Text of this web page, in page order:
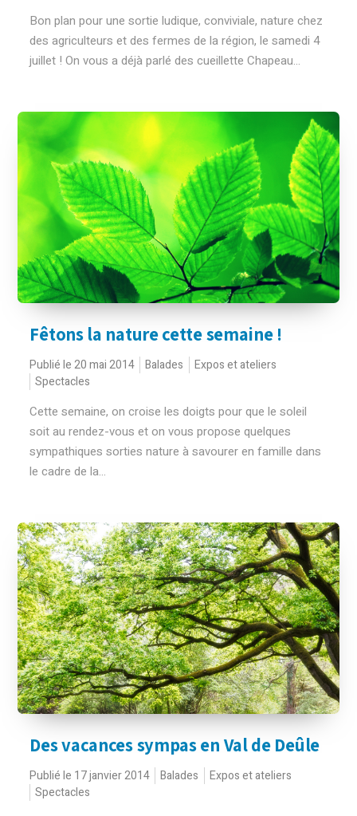
Bon plan pour une sortie ludique, conviviale, nature chez
des agriculteurs et des fermes de la région, le samedi 4
juillet ! On vous a déjà parlé des cueillette Chapeau...
Fêtons la nature cette semaine !
Publié le 20 mai 2014 Balades
Expos et ateliers
Spectacles
Cette semaine, on croise les doigts pour que le soleil
soit au rendez-vous et on vous propose quelques
sympathiques sorties nature à savourer en famille dans
le cadre de la...
Des vacances sympas en Val de Deûle
Publié le 17 janvier 2014 Balades
Expos et ateliers
Spectacles